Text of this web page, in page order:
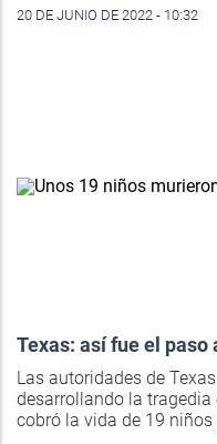
20 DE JUNIO DE 2022 - 10:32
Texas: así fue el
Las autoridades de
desarrollando la tragedia
cobró la vida de 19